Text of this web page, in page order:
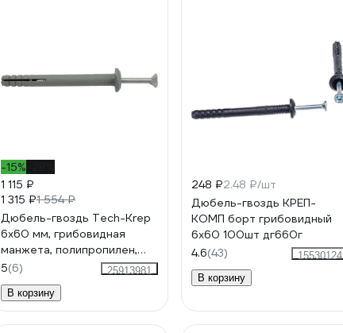
-15%
1 115 ₽
1 315 ₽1 554 ₽
Дюбель-гвоздь Tech-Krep
6x60 мм, грибовидная
манжета, полипропилен,
500 шт. 154276
5(6)
25913981
В корзину
248 ₽2.48 ₽/шт
Дюбель-гвоздь КРЕП-
КОМП борт грибовидный
6х60 100шт дг660г
4.6(43)
15530124
В корзину